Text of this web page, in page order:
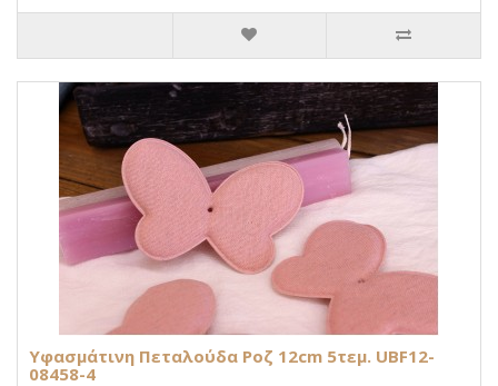
Υφασμάτινη Πεταλούδα Ροζ 12cm 5τεμ. UBF12-
08458-4